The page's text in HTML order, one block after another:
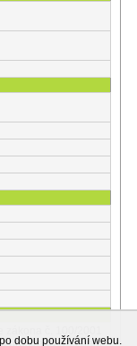
prostředí), ve znění
dobu používání webu.